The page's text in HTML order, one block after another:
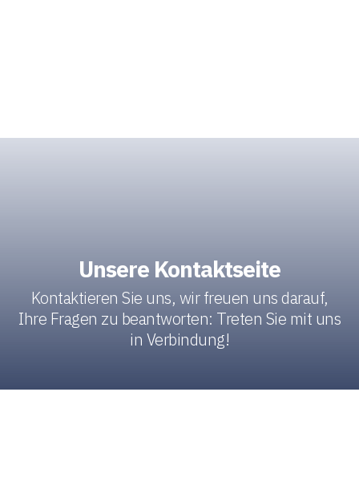
Unsere Kontaktseite
Kontaktieren Sie uns, wir freuen uns darauf,
Ihre Fragen zu beantworten: Treten Sie mit uns
in Verbindung!